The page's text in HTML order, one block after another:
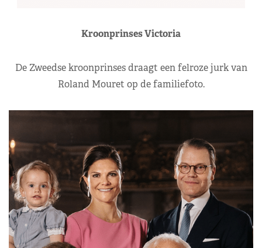
Kroonprinses Victoria
De Zweedse kroonprinses draagt een felroze jurk van
Roland Mouret op de familiefoto.